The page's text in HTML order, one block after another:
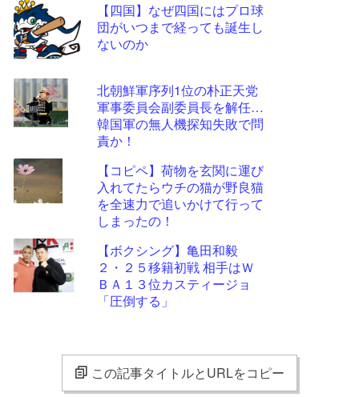
【四国】なぜ四国にはプロ球
団がいつまで経っても誕生し
ないのか
北朝鮮軍序列1位の朴正天党
軍事委員会副委員長を解任…
韓国軍の無人機探知失敗で問
責か！
【コピペ】荷物を玄関に運び
入れてたらウチの猫が野良猫
を全速力で追いかけて行って
しまったの！
【ボクシング】亀田和毅
２・２５移籍初戦 相手はＷ
ＢＡ１３位カスティージョ
「圧倒する」
この記事タイトルとURLをコピー